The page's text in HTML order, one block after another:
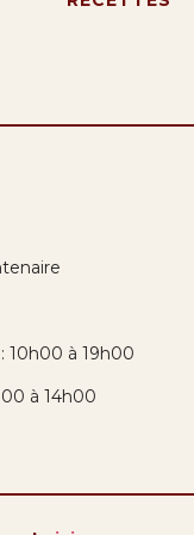
10h00 à 19h00
à 14h00